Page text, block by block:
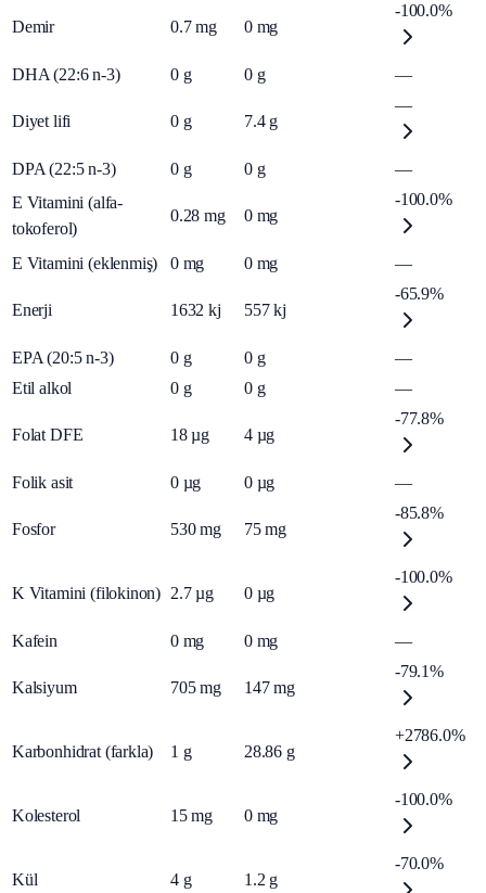
Demir 0.7 mg 0 mg
-100.0%
DHA (22:6 n-3) 0 g 0 g —
Diyet lifi 0 g 7.4 g
—
DPA (22:5 n-3) 0 g 0 g
—
E Vitamini (alfa-
tokoferol)
0.28 mg 0 mg
-100.0%
E Vitamini (eklenmiş) 0 mg 0 mg —
Enerji 1632 kj 557 kj
-65.9%
EPA (20:5 n-3) 0 g 0 g
—
Etil alkol
0 g 0 g —
Folat DFE 18 µg 4 µg
-77.8%
Folik asit 0 µg 0 µg —
Fosfor 530 mg 75 mg
-85.8%
K Vitamini (filokinon) 2.7 µg 0 µg
-100.0%
Kafein 0 mg 0 mg —
Kalsiyum 705 mg 147 mg
-79.1%
Karbonhidrat (farkla) 1 g 28.86 g
+2786.0%
Kolesterol 15 mg 0 mg
-100.0%
Kül 4 g 1.2 g
-70.0%